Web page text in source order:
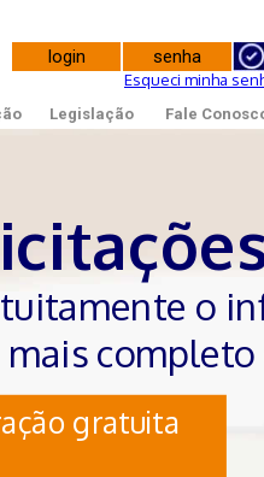
Esqueci minha
Legislação Fale
o
gratuita